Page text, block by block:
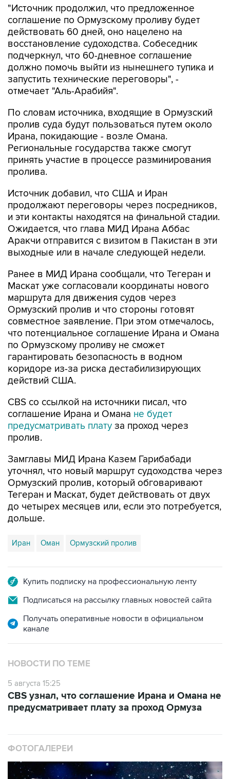
"Источник продолжил, что предложенное
соглашение по Ормузскому проливу будет
действовать 60 дней, оно нацелено на
восстановление судоходства. Собеседник
подчеркнул, что 60-дневное соглашение
должно помочь выйти из нынешнего тупика и
запустить технические переговоры", -
отмечает "Аль-Арабийя".
По словам источника, входящие в Ормузский
пролив суда будут пользоваться путем около
Ирана, покидающие - возле Омана.
Региональные государства также смогут
принять участие в процессе разминирования
пролива.
Источник добавил, что США и Иран
продолжают переговоры через посредников,
и эти контакты находятся на финальной стадии.
Ожидается, что глава МИД Ирана Аббас
Аракчи отправится с визитом в Пакистан в эти
выходные или в начале следующей недели.
Ранее в МИД Ирана сообщали, что Тегеран и
Маскат уже согласовали координаты нового
маршрута для движения судов через
Ормузский пролив и что стороны готовят
совместное заявление. При этом отмечалось,
что потенциальное соглашение Ирана и Омана
по Ормузскому проливу не сможет
гарантировать безопасность в водном
коридоре из-за риска дестабилизирующих
действий США.
CBS со ссылкой на источники писал, что
соглашение Ирана и Омана не будет
предусматривать плату за проход через
пролив.
Замглавы МИД Ирана Казем Гарибабади
уточнял, что новый маршрут судоходства через
Ормузский пролив, который обговаривают
Тегеран и Маскат, будет действовать от двух
до четырех месяцев или, если это потребуется,
дольше.
Иран Оман Ормузский пролив
Купить подписку на профессиональную ленту
Подписаться на рассылку главных новостей сайта
Получать оперативные новости в официальном
канале
НОВОСТИ ПО ТЕМЕ
5 августа 15:25
CBS узнал, что соглашение Ирана и Омана не
предусматривает плату за проход Ормуза
ФОТОГАЛЕРЕИ